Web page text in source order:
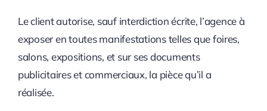
Le client autorise, sauf interdiction écrite, l’agence à
exposer en toutes manifestations telles que foires,
salons, expositions, et sur ses documents
publicitaires et commerciaux, la pièce qu’il a
réalisée.